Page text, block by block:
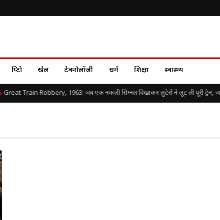
क्रिप्टो खेल टेक्नोलॉजी धर्म शिक्षा स्वास्थ्य
Great Train Robbery, 1963: जब एक नकली सिग्नल दिखाकर लुटेरों ने लूट ली पूरी ट्रेन,